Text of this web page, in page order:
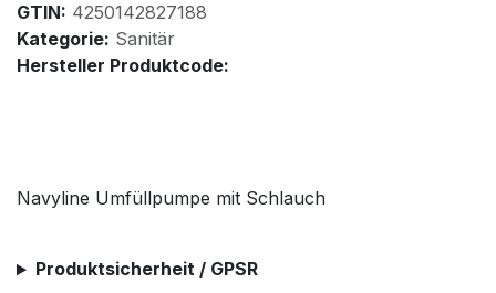
GTIN: 4250142827188
Kategorie: Sanitär
Hersteller Produktcode:
Navyline Umfüllpumpe mit Schlauch
Produktsicherheit / GPSR